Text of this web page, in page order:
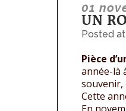
01
UN
Posted
Pièce
année-là
souvenir,
Cette